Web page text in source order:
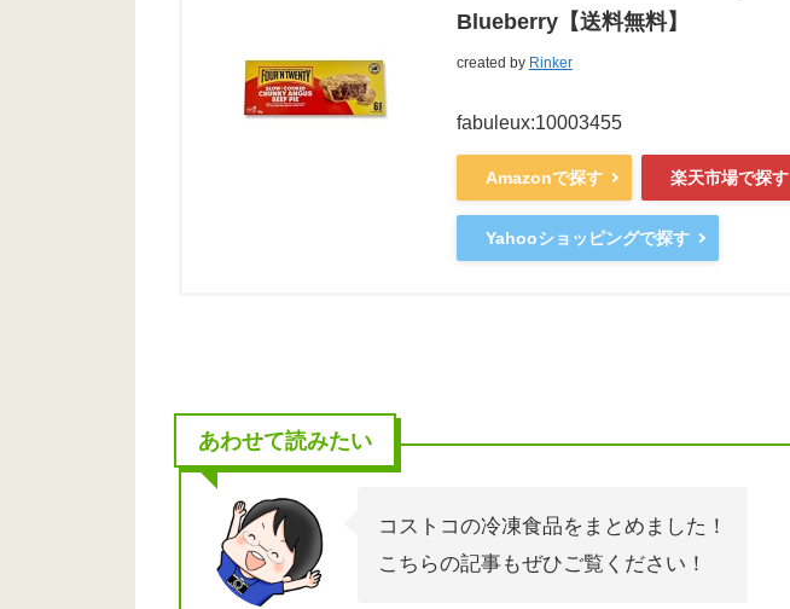
Blueberry【送料無料】
created by Rinker
fabuleux:10003455
Amazonで探す 楽天市場で探す
Yahooショッピングで探す
あわせて読みたい
コストコの冷凍食品をまとめました！
こちらの記事もぜひご覧ください！